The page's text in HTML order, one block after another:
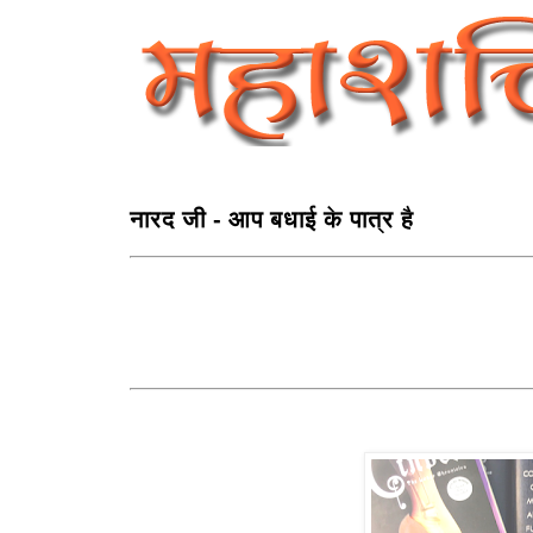
नारद जी - आप बधाई के पात्र है